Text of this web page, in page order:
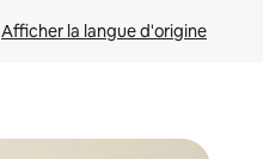
Afficher la langue d'origine